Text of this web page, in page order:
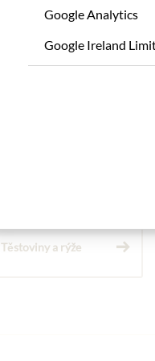
* Wir bitten um
Těstoviny a rýže
Google Analytics
Google Ireland